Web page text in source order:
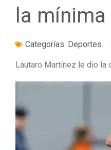
la
Categorías: Deportes
Lautaro Martínez le dio la